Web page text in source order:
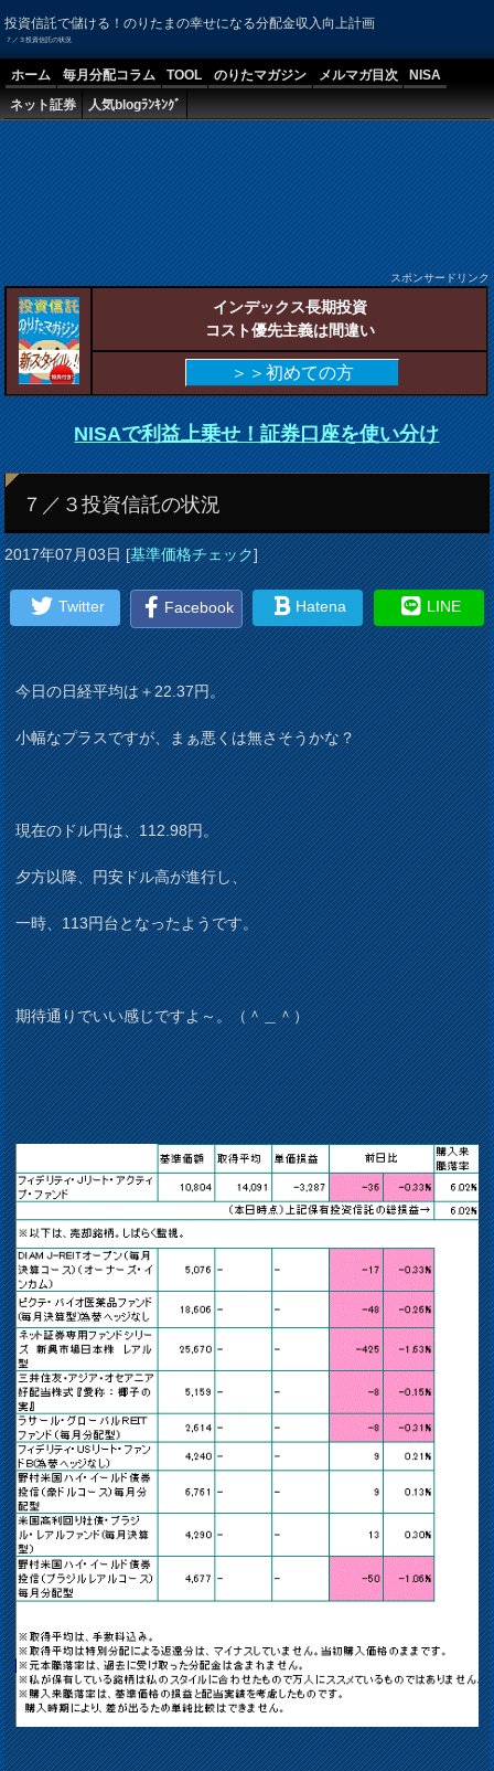
投資信託で儲ける！のりたまの幸せになる分配金収入向上計画
７／３投資信託の状況
ホーム 毎月分配コラム TOOL のりたマガジン メルマガ目次
NISA
ネット証券
人気blogﾗﾝｷﾝｸﾞ
スポンサードリンク
インデックス長期投資
コスト優先主義は間違い
＞＞初めての方
NISAで利益上乗せ！証券口座を使い分け
７／３投資信託の状況
2017年07月03日[基準価格チェック]
Twitter Facebook Hatena LINE
今日の日経平均は＋22.37円。
小幅なプラスですが、まぁ悪くは無さそうかな？
現在のドル円は、112.98円。
夕方以降、円安ドル高が進行し、
一時、113円台となったようです。
期待通りでいい感じですよ～。（＾＿＾）